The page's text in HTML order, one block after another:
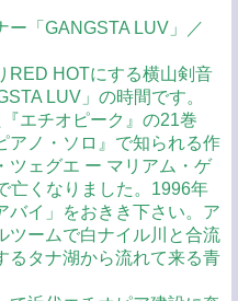
ー「GANGSTA LUV」／
RED HOTにする横山剣音
LUV」の時間です。
エチオピーク』の21巻
アノ・ソロ』で知られる作
ツェグエ ー マリアム・ゲ
亡くなりました。1996年
バイ」をおきき下さい。ア
ツームで白ナイル川と合流
るタナ湖から流れて来る青